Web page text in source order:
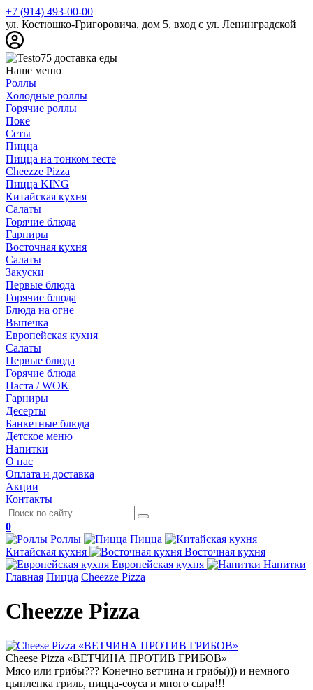
+7 (914) 493-00-00
ул. Костюшко-Григоровича, дом 5, вход с ул. Ленинградской
Наше меню
Роллы
Холодные роллы
Горячие роллы
Поке
Сеты
Пицца
Пицца на тонком тесте
Cheezze Pizza
Пицца KING
Китайская кухня
Салаты
Горячие блюда
Гарниры
Восточная кухня
Салаты
Закуски
Первые блюда
Горячие блюда
Блюда на огне
Выпечка
Европейская кухня
Салаты
Первые блюда
Горячие блюда
Паста / WOK
Гарниры
Десерты
Банкетные блюда
Детское меню
Напитки
О нас
Оплата и доставка
Акции
Контакты
0
Роллы
Пицца
Китайская кухня Восточная кухня
Европейская кухня
Напитки
Главная Пицца Cheezze Pizza
Cheezze Pizza
Cheese Pizza «ВЕТЧИНА ПРОТИВ ГРИБОВ»
Мясо или грибы??? Конечно ветчина и грибы))) и немного
цыпленка гриль, пицца-соуса и много сыра!!!